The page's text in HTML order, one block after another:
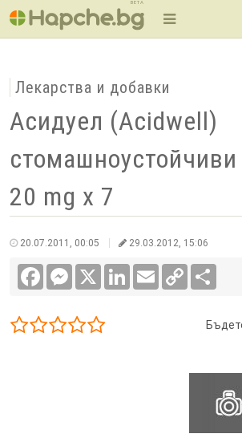
BETA
Лекарства и добавки
Асидуел (Acidwell)
стомашноустойчиви
20 mg x 7
20.07.2011, 00:05 29.03.2012, 15:06
FacebookMessenger LinkedInEmail
Copy
Link
1/52/53/54/55/5